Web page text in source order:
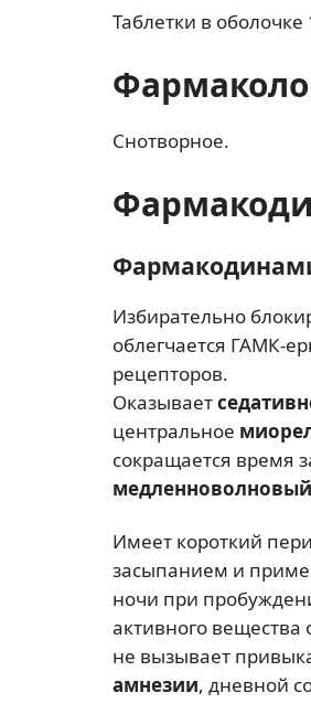
Таблетки в оболочке
Снотворное.
Избирательно
облегчается ГАМК-
рецепторов.
Оказывает
центральное
сокращается время
Имеет короткий
засыпанием и
ночи при
активного вещества
не вызывает
амнезии, дневной